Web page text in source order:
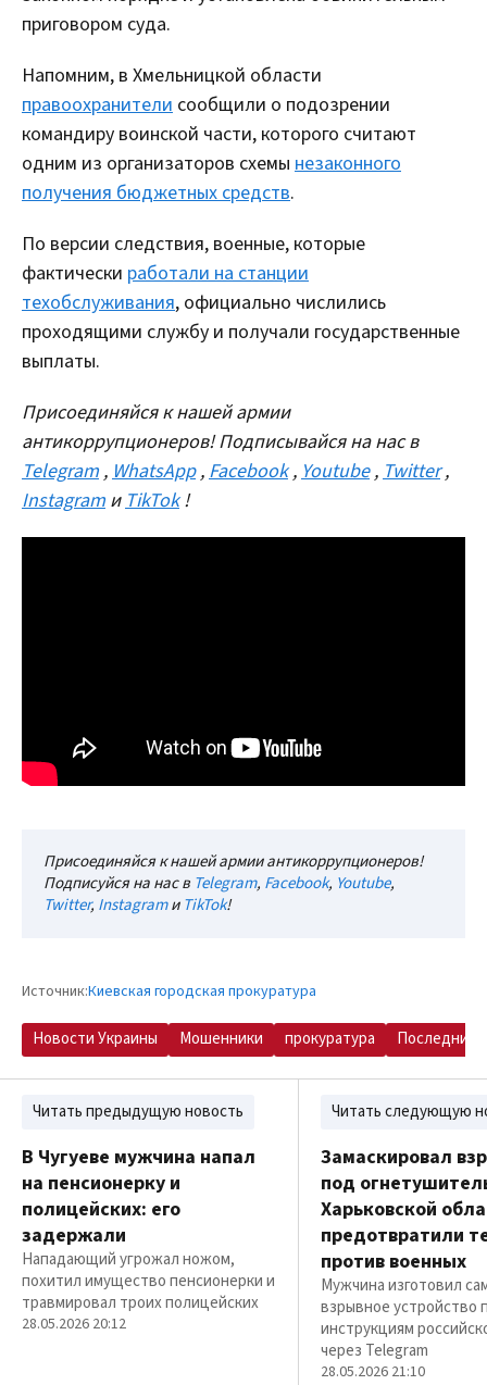
приговором суда.
Напомним, в Хмельницкой области
правоохранители сообщили о подозрении
командиру воинской части, которого считают
одним из организаторов схемы незаконного
получения бюджетных средств.
По версии следствия, военные, которые
фактически работали на станции
техобслуживания, официально числились
проходящими службу и получали государственные
выплаты.
Присоединяйся к нашей армии
антикоррупционеров! Подписывайся на нас в
Telegram , WhatsApp , Facebook , Youtube , Twitter ,
Instagram и TikTok !
Присоединяйся к нашей армии антикоррупционеров!
Подписуйся на нас в Telegram, Facebook, Youtube,
Twitter, InstagramиTikTok!
Источник:Киевская городская прокуратура
Новости Украины Мошенники прокуратура Последние
Читать предыдущую новость
В Чугуеве мужчина напал
на пенсионерку и
полицейских: его
задержали
Нападающий угрожал ножом,
похитил имущество пенсионерки и
травмировал троих полицейских
28.05.2026 20:12
Читать следующую
Замаскировал
под
Харьковской
предотвратили
против военных
Мужчина изготовил
взрывное устройство
инструкциям
через Telegram
28.05.2026 21:10